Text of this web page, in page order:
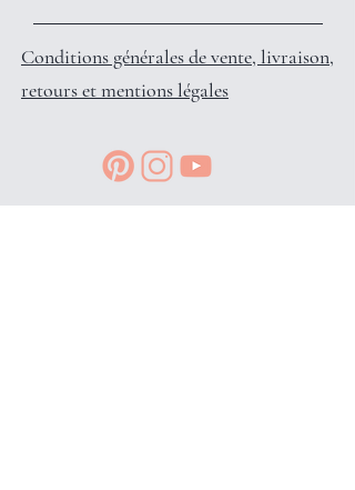
Conditions générales de vente, livraison,
retours et mentions légales